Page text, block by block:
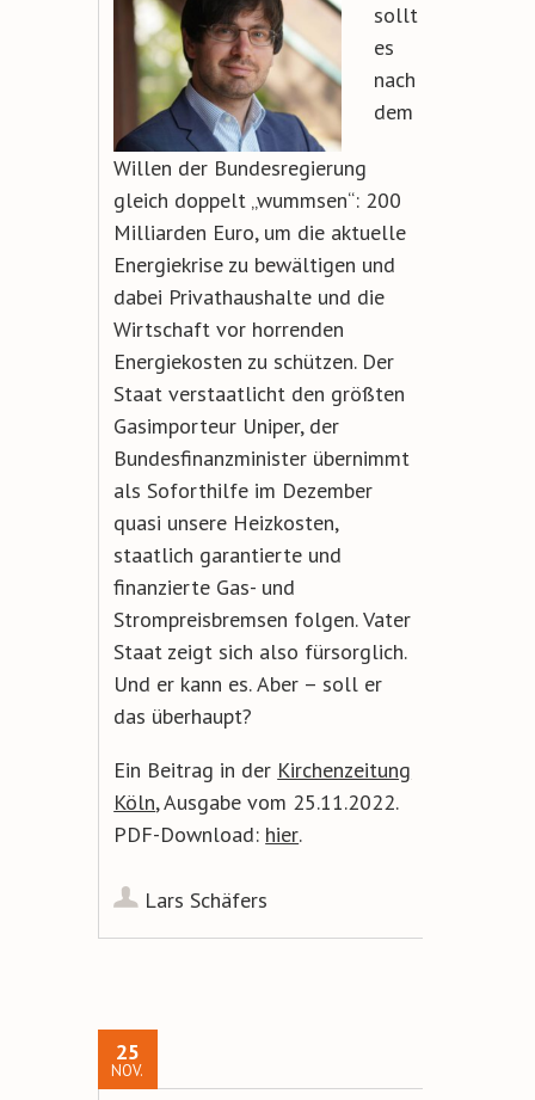
sollt
es
nach
dem
Willen der Bundesregierung
gleich doppelt „wummsen“: 200
Milliarden Euro, um die aktuelle
Energiekrise zu bewältigen und
dabei Privathaushalte und die
Wirtschaft vor horrenden
Energiekosten zu schützen. Der
Staat verstaatlicht den größten
Gasimporteur Uniper, der
Bundesfinanzminister übernimmt
als Soforthilfe im Dezember
quasi unsere Heizkosten,
staatlich garantierte und
finanzierte Gas- und
Strompreisbremsen folgen.Vater
Staat zeigt sich also fürsorglich.
Und er kann es.Aber – soll er
das überhaupt?
Ein Beitrag in der Kirchenzeitung
Köln, Ausgabe vom 25.11.2022.
PDF-Download: hier.
Lars Schäfers
25
NOV.